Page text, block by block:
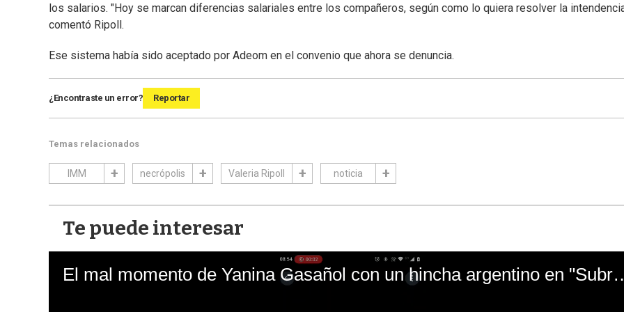
los salarios. "Hoy se marcan diferencias salariales entre los compañeros, según como lo quiera resolver la
comentó Ripoll.
Ese sistema había sido aceptado por Adeom en el convenio que ahora se denuncia.
¿Encontraste un error? Reportar
Temas relacionados
IMM necrópolis Valeria Ripoll noticia
Te puede interesar
El mal momento de Yanina